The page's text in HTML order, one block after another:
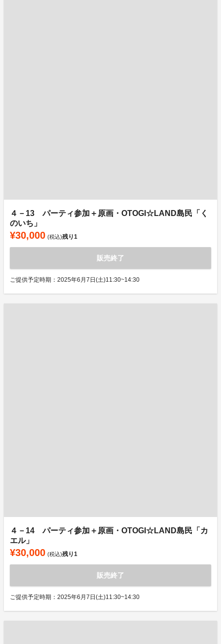
４－13 パーティ参加＋原画・OTOGI☆LAND島民「く
のいち」
¥30,000 (税込)残り1
販売終了
ご提供予定時期：2025年6月7日(土)11:30~14:30
４－14 パーティ参加＋原画・OTOGI☆LAND島民「カ
エル」
¥30,000 (税込)残り1
販売終了
ご提供予定時期：2025年6月7日(土)11:30~14:30